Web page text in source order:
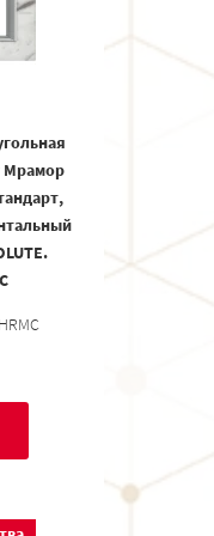
Мрамор